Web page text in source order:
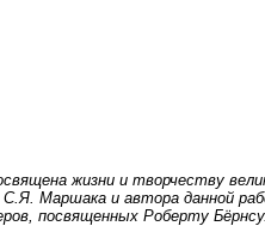
жизни и творчеству
Маршака и автора данной
посвященных Роберту Бёрнсу.